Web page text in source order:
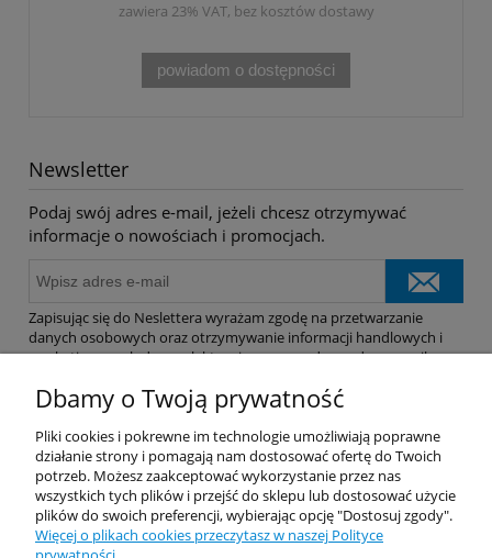
zawiera 23% VAT, bez kosztów dostawy
powiadom o dostępności
Newsletter
Podaj swój adres e-mail, jeżeli chcesz otrzymywać
informacje o nowościach i promocjach.
Zapisując się do Neslettera wyrażam zgodę na przetwarzanie
danych osobowych oraz otrzymywanie informacji handlowych i
marketingowych drogą elektroniczną na podany adres e-mail.
Pomoc
Dostawa
Moje konto
Dbamy o Twoją prywatność
Pliki cookies i pokrewne im technologie umożliwiają poprawne
działanie strony i pomagają nam dostosować ofertę do Twoich
potrzeb. Możesz zaakceptować wykorzystanie przez nas
wszystkich tych plików i przejść do sklepu lub dostosować użycie
plików do swoich preferencji, wybierając opcję "Dostosuj zgody".
Więcej o plikach cookies przeczytasz w naszej Polityce